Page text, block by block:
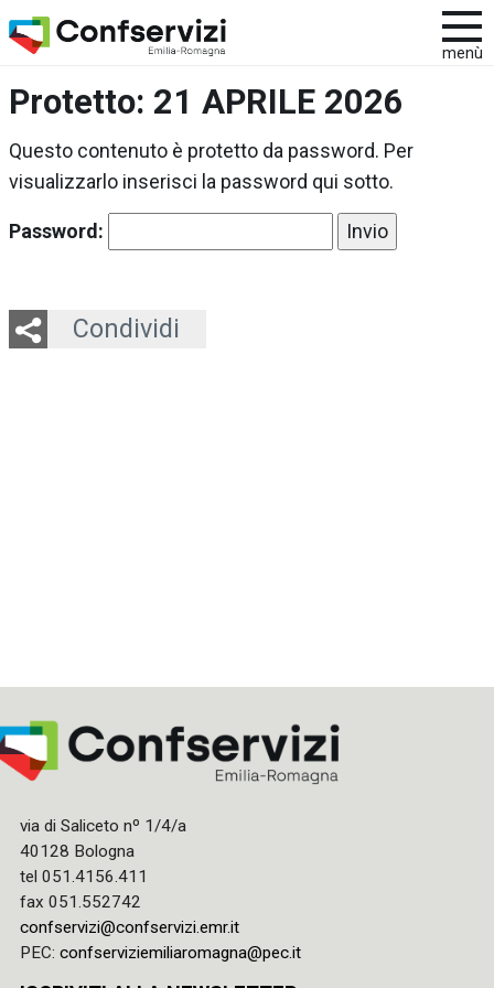
menù
Protetto: 21 APRILE 2026
Questo contenuto è protetto da password. Per
visualizzarlo inserisci la password qui sotto.
Password:
Condividi
Twitter
LinkedIn
Email
Whatsapp
via di Saliceto nº 1/4/a
40128 Bologna
tel 051.4156.411
fax 051.552742
confservizi@confservizi.emr.it
PEC: confserviziemiliaromagna@pec.it